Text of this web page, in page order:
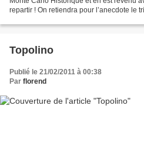
repartir ! On retiendra pour l’anecdote le
Topolino
Publié le 21/02/2011 à 00:38
Par florend